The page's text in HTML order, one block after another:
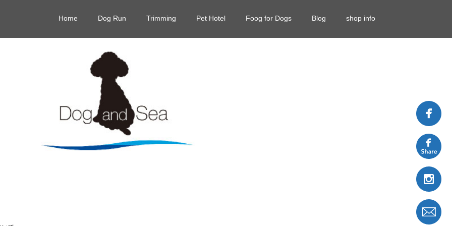
Home Dog Run Trimming Pet Hotel Foog for Dogs Blog shop info